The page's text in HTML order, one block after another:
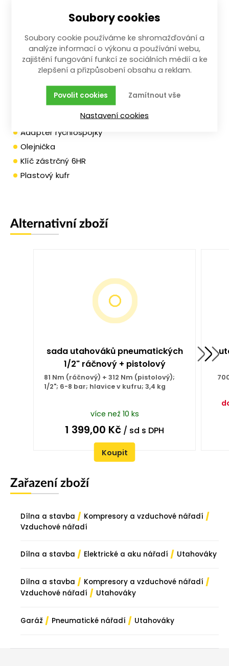
Průmyslová hlavice 14 mm
Průmyslová hlavice 17 mm
Průmyslová hlavice 19 mm
Průmyslová hlavice 22 mm
Průmyslová hlavice 24 mm
Průmyslová hlavice 27 mm
Nástavec průmyslový 100mm 1/2"
Olejový přimazávač
Adaptér rychlospojky
Olejnička
Klíč zástrčný 6HR
Plastový kufr
Alternativní zboží
sada utahováků pneumatických
1/2" ráčnový + pistolový
81 Nm (ráčnový) + 312 Nm (pistolový);
1/2"; 6-8 bar; hlavice v kufru; 3,4 kg
více než 10 ks
1 399,00 Kč / sd s DPH
Koupit
Zařazení zboží
Dílna a stavba / Kompresory a vzduchové nářadí /
Vzduchové nářadí
Dílna a stavba / Elektrické a aku nářadí / Utahováky
Dílna a stavba / Kompresory a vzduchové nářadí /
Vzduchové nářadí / Utahováky
Garáž / Pneumatické nářadí / Utahováky
Soubory cookies
Soubory cookie používáme ke shromažďování a
analýze informací o výkonu a používání webu,
zajištění fungování funkcí ze sociálních médií a ke
zlepšení a přizpůsobení obsahu a reklam.
Zamítnout vše
Povolit cookies
Nastavení cookies